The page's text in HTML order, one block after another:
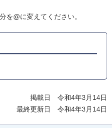
を@に変えてください。
掲載日 令和4年3月14日
最終更新日 令和4年3月14日